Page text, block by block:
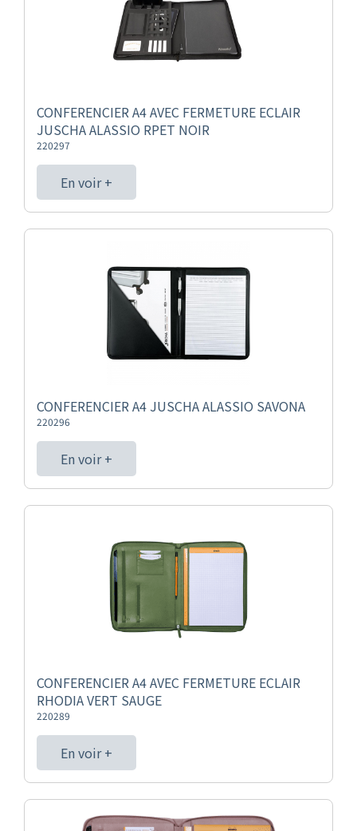
CONFERENCIER A4 AVEC FERMETURE ECLAIR
JUSCHA ALASSIO RPET NOIR
220297
En voir +
CONFERENCIER A4 JUSCHA ALASSIO SAVONA
220296
En voir +
CONFERENCIER A4 AVEC FERMETURE ECLAIR
RHODIA VERT SAUGE
220289
En voir +